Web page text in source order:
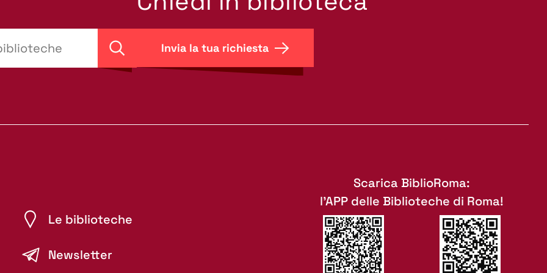
Cerca
Invia la tua richiesta
Le biblioteche
Newsletter
Scarica BiblioRoma:
l'APP delle Biblioteche di Roma!